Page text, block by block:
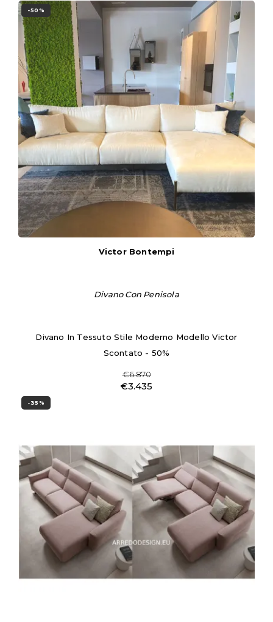
-50%
Victor Bontempi
Divano Con Penisola
Divano In Tessuto Stile Moderno Modello Victor
Scontato - 50%
€6.870
€3.435
-35%